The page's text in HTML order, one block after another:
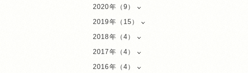
2020年（9）
2019年（15）
2018年（4）
2017年（4）
2016年（4）